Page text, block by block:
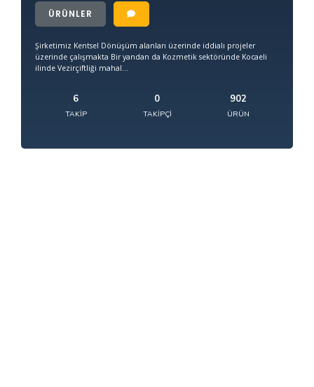
ÜRÜNLER
Şirketimiz Kentsel Dönüşüm alanları üzerinde iddialı projeler
üzerinde çalışmakta Bir yandan da Kozmetik sektöründe Kocaeli
ilinde Vezirçiftliği mahal...
6
TAKIP
0
TAKIPÇI
902
ÜRÜN